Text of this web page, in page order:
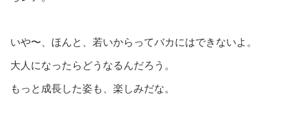
いや〜、ほんと、若いからってバカにはできないよ。
大人になったらどうなるんだろう。
もっと成長した姿も、楽しみだな。